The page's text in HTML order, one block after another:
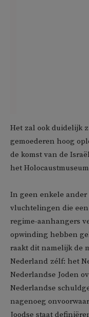
Het zal ook duidelijk
gemoederen hoog
de komst van de
het
In geen enkele ander
vluchtelingen die
regime-aanhangers
opwinding hebben
raakt dit namelijk de
Nederland zélf: het
Nederlandse Joden
Nederlandse
nagenoeg
Joodse staat